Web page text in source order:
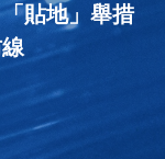
貼地」舉措